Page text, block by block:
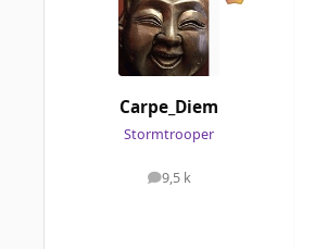
Carpe_Diem
Stormtrooper
9,5 k
messages